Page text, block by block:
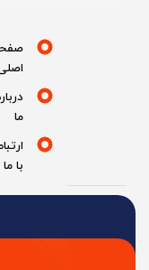
صفحه
درباره
ارتباط